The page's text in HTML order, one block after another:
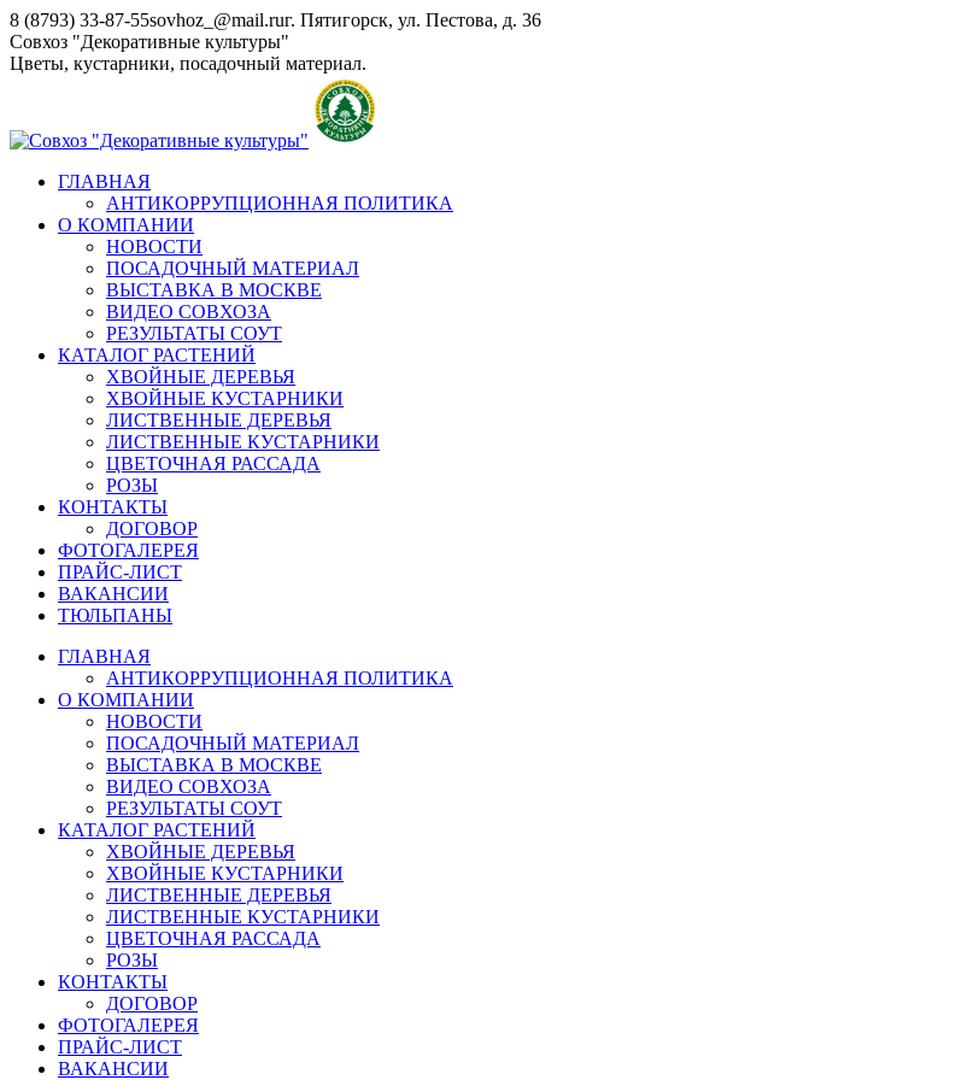
Перейти
к
содержанию
8 (8793) 33-87-55sovhoz_@mail.ruг. Пятигорск, ул. Пестова, д. 36
Совхоз "Декоративные культуры"
Цветы, кустарники, посадочный материал.
ГЛАВНАЯ
АНТИКОРРУПЦИОННАЯ ПОЛИТИКА
О КОМПАНИИ
НОВОСТИ
ПОСАДОЧНЫЙ МАТЕРИАЛ
ВЫСТАВКА В МОСКВЕ
ВИДЕО СОВХОЗА
РЕЗУЛЬТАТЫ СОУТ
КАТАЛОГ РАСТЕНИЙ
ХВОЙНЫЕ ДЕРЕВЬЯ
ХВОЙНЫЕ КУСТАРНИКИ
ЛИСТВЕННЫЕ ДЕРЕВЬЯ
ЛИСТВЕННЫЕ КУСТАРНИКИ
ЦВЕТОЧНАЯ РАССАДА
РОЗЫ
КОНТАКТЫ
ДОГОВОР
ФОТОГАЛЕРЕЯ
ПРАЙС-ЛИСТ
ВАКАНСИИ
ТЮЛЬПАНЫ
ГЛАВНАЯ
АНТИКОРРУПЦИОННАЯ ПОЛИТИКА
О КОМПАНИИ
НОВОСТИ
ПОСАДОЧНЫЙ МАТЕРИАЛ
ВЫСТАВКА В МОСКВЕ
ВИДЕО СОВХОЗА
РЕЗУЛЬТАТЫ СОУТ
КАТАЛОГ РАСТЕНИЙ
ХВОЙНЫЕ ДЕРЕВЬЯ
ХВОЙНЫЕ КУСТАРНИКИ
ЛИСТВЕННЫЕ ДЕРЕВЬЯ
ЛИСТВЕННЫЕ КУСТАРНИКИ
ЦВЕТОЧНАЯ РАССАДА
РОЗЫ
КОНТАКТЫ
ДОГОВОР
ФОТОГАЛЕРЕЯ
ПРАЙС-ЛИСТ
ВАКАНСИИ